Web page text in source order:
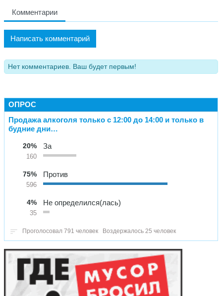
Комментарии
Написать комментарий
Нет комментариев. Ваш будет первым!
ОПРОС
Продажа алкоголя только с 12:00 до 14:00 и только в
будние дни…
20%
160
За
75%
596
Против
4%
35
Не определился(лась)
Проголосовал 791 человек Воздержалось 25 человек